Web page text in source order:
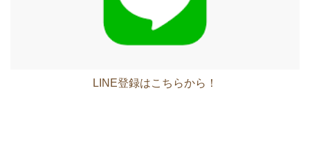
LINE登録はこちらから！